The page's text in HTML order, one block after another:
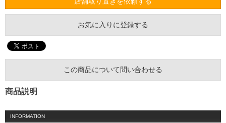
お気に入りに登録する
この商品について問い合わせる
商品説明
INFORMATION